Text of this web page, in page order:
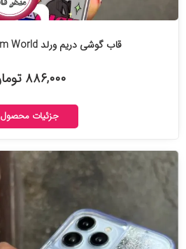
قاب گوشی دریم ورلد Dream World کد-۸۹۵۴۱
۸۸۶,۰۰۰ تومان
جزئیات محصول